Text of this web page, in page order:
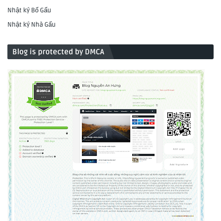
Nhật ký Bố Gấu
Nhật ký Nhà Gấu
Blog is protected by DMCA